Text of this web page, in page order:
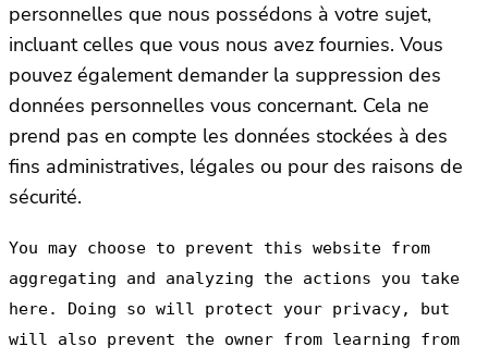
personnelles que nous possédons à votre sujet,
incluant celles que vous nous avez fournies. Vous
pouvez également demander la suppression des
données personnelles vous concernant. Cela ne
prend pas en compte les données stockées à des
fins administratives, légales ou pour des raisons de
sécurité.
You may choose to prevent this website from
aggregating and analyzing the actions you take
here. Doing so will protect your privacy, but
will also prevent the owner from learning from